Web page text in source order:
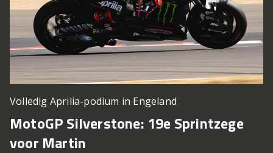
Volledig Aprilia-podium in Engeland
MotoGP Silverstone: 19e Sprintzege
voor Martin